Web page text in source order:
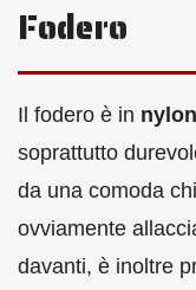
Fodero
Il fodero è in
soprattutto
da una comoda
ovviamente
davanti, è inoltre